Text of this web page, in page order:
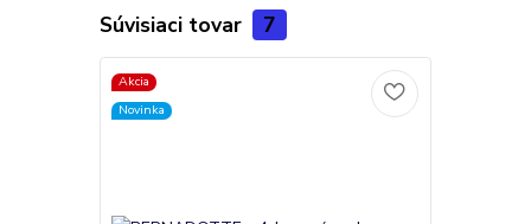
Súvisiaci tovar 7
Akcia
Novinka